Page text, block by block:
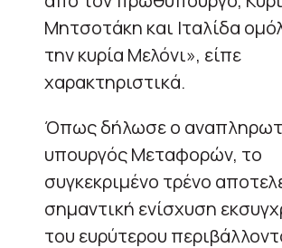
Μητσοτάκη και Ιταλίδα
την κυρία Μελόνι», είπε
χαρακτηριστικά.
Όπως δήλωσε ο
υπουργός Μεταφορών, το
συγκεκριμένο τρένο
σημαντική ενίσχυση
του ευρύτερου